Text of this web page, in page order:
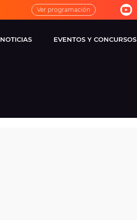
Ver programación
VIRALES
NOTICIAS EVENTOS Y CONCURSOS